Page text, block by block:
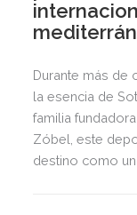
Durante más de
la esencia de
familia
Zóbel, este
destino como